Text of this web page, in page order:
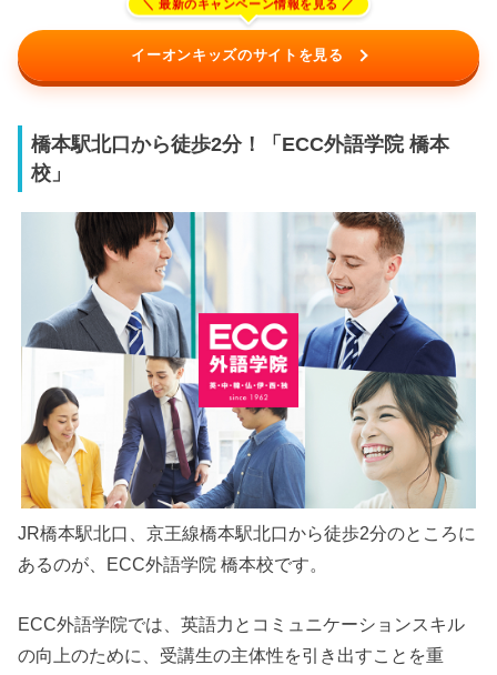
イーオンキッズのサイトを見る
橋本駅北口から徒歩2分！「ECC外語学院 橋本
校」
JR橋本駅北口、京王線橋本駅北口から徒歩2分のところに
あるのが、ECC外語学院 橋本校です。
ECC外語学院では、英語力とコミュニケーションスキル
の向上のために、受講生の主体性を引き出すことを重